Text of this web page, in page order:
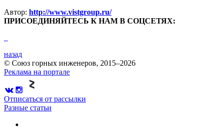
Автор: http://www.vistgroup.ru/
ПРИСОЕДИНЯЙТЕСЬ К НАМ В СОЦСЕТЯХ:
назад
© Союз горных инженеров, 2015–2026
Реклама на портале
Отписаться от рассылки
Разные статьи